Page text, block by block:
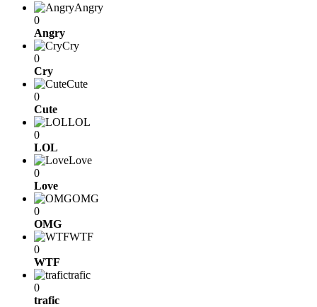
Angry
0
Angry
Cry
0
Cry
Cute
0
Cute
LOL
0
LOL
Love
0
Love
OMG
0
OMG
WTF
0
WTF
trafic
0
trafic